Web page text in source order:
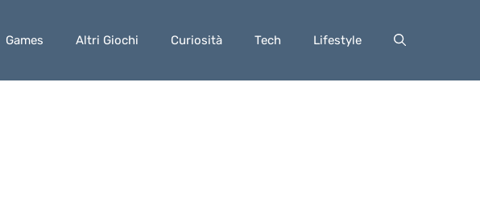
Games Altri Giochi Curiosità Tech Lifestyle